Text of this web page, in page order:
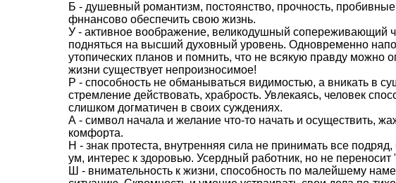
Б - душевный романтизм, постоянство, прочность,
фннансово обеспечить свою жизнь.
У - активное воображение, великодушный сопереживающий
подняться на высший духовный уровень. Одновременно
утопических планов и помнить, что не всякую правду можно
жизни существует непроизносимое!
Р - способность не обманываться видимостью, а вникать в
стремление действовать, храбрость. Увлекаясь, человек
слишком догматичен в своих суждениях.
А - символ начала и желание что-то начать и осуществить,
комфорта.
Н - знак протеста, внутренняя сила не принимать все
ум, интерес к здоровью. Усердный работник, но не
Ш - внимательность к жизни, способность по малейшему